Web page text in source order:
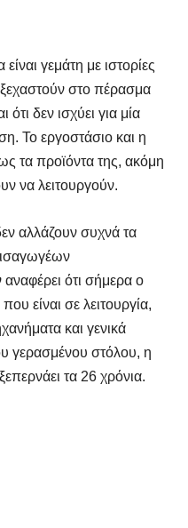
γεμάτη με ιστορίες
στο πέρασμα
δεν ισχύει για μία
Το εργοστάσιο και η
τα προϊόντα της, ακόμη
να λειτουργούν.
αλλάζουν συχνά τα
ότι σήμερα ο
είναι σε λειτουργία,
και γενικά
γερασμένου στόλου, η
τα 26 χρόνια.